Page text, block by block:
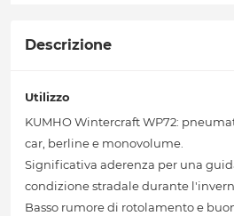
Descrizione
Utilizzo
KUMHO Wintercraft WP72:
car, berline e monovolume.
Significativa aderenza per una
condizione stradale durante
Basso rumore di rotolamento e